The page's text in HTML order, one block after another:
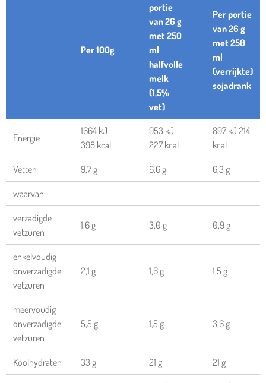
Per 100g
portie
van 26 g
met 250
ml
halfvolle
melk
(1,5%
vet)
Per portie
van 26 g
met 250
ml
(verrijkte)
sojadrank
Energie
1664 kJ
398 kcal
953 kJ
227 kcal
897 kJ 214
kcal
Vetten 9,7 g 6,6 g 6,3 g
waarvan:
verzadigde
vetzuren
1,6 g 3,0 g 0,9 g
enkelvoudig
onverzadigde
vetzuren
2,1 g 1,6 g 1,5 g
meervoudig
onverzadigde
vetzuren
5,5 g 1,5 g 3,6 g
Koolhydraten 33 g 21 g 21 g